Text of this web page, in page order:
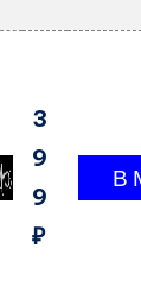
3
9
9
₽